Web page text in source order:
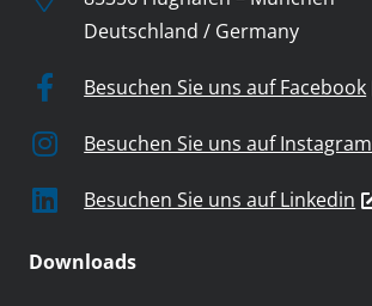
Deutschland / Germany
Besuchen Sie uns auf Facebook
Besuchen Sie uns auf Instagram
Besuchen Sie uns auf Linkedin
Downloads